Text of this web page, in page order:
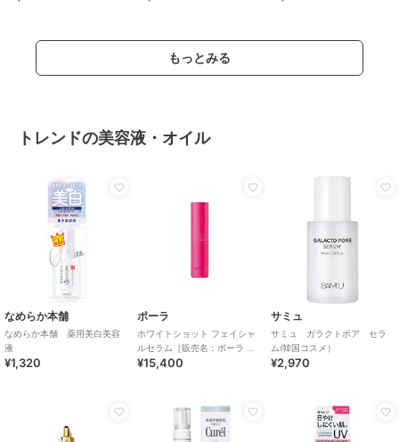
もっとみる
トレンドの美容液・オイル
なめらか本舗
なめらか本舗 薬用美白美容
液
¥1,320
ポーラ
ホワイトショット フェイシャ
ルセラム［販売名：ポーラ WS
フェイシャルセ
¥15,400
サミュ
サミュ ガラクトポア セラ
ム(韓国コスメ）
¥2,970